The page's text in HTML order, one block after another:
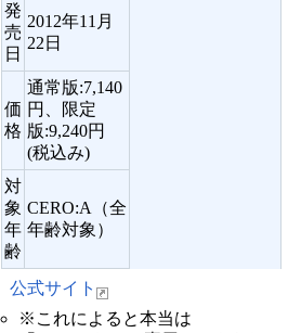
発
売
日
2012年11月
22日
価
格
通常版:7,140
円、限定
版:9,240円
(税込み)
対
象
年
齢
CERO:A（全
年齢対象）
公式サイト
※これによると本当は